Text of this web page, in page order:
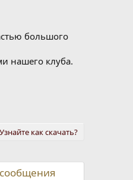
большого
нашего клуба.
Узнайте как скачать?